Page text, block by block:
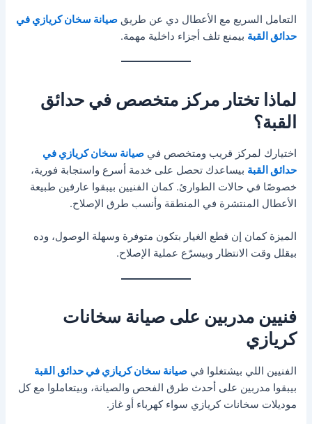
التعامل السريع مع الأعطال دي عن طريقصيانة سخان كريازي في
حدائق القبة بيمنع تلف أجزاء داخلية مهمة.
لماذا تختار مركز متخصص في حدائق
القبة؟
اختيارك لمركز قريب ومتخصص فيصيانة سخان كريازي في
حدائق القبة بيساعدك تحصل على خدمة أسرع واستجابة فورية،
خصوصًا في حالات الطوارئ. كمان الفنيين بيبقوا عارفين طبيعة
الأعطال المنتشرة في المنطقة وأنسب طرق الإصلاح.
الميزة كمان إن قطع الغيار بتكون متوفرة وسهلة الوصول، وده
بيقلل وقت الانتظار وبيسرّع عملية الإصلاح.
فنيين مدربين على صيانة سخانات
كريازي
الفنيين اللي بيشتغلوا فيصيانة سخان كريازي في حدائق القبة
بيبقوا مدربين على أحدث طرق الفحص والصيانة، وبيتعاملوا مع كل
موديلات سخانات كريازي سواء كهرباء أو غاز.